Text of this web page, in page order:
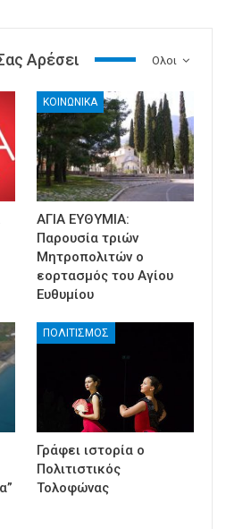
Ολοι
Αρέσει
ΚΟΙΝΩΝΙΚΑ
ΑΓΙΑ ΕΥΘΥΜΙΑ:
Παρουσία τριών
Μητροπολιτών ο
εορτασμός του Αγίου
Ευθυμίου
ΠΟΛΙΤΙΣΜΟΣ
Γράφει ιστορία ο
Πολιτιστικός
Τολοφώνας